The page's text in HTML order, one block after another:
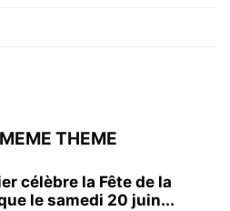
THEME
célèbre la Fête de la
le samedi 20 juin...